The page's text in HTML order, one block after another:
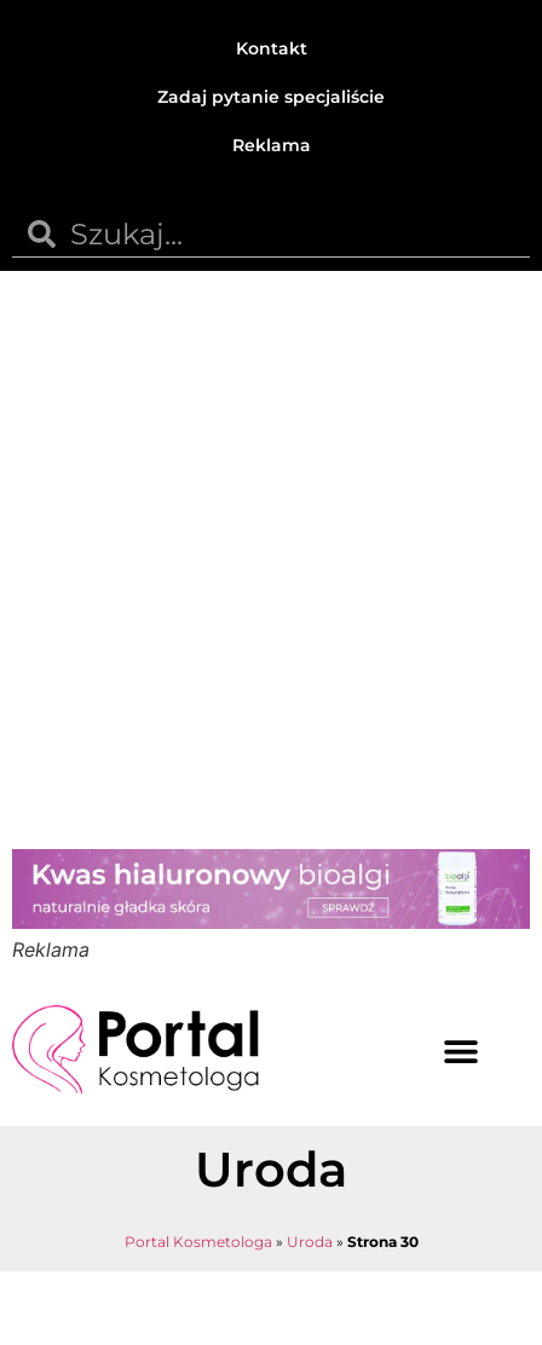
Kontakt
Zadaj pytanie specjaliście
Reklama
Reklama
Uroda
Portal Kosmetologa » Uroda » Strona 30